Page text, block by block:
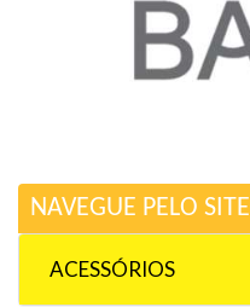
NAVEGUE PELO SITE
ACESSÓRIOS